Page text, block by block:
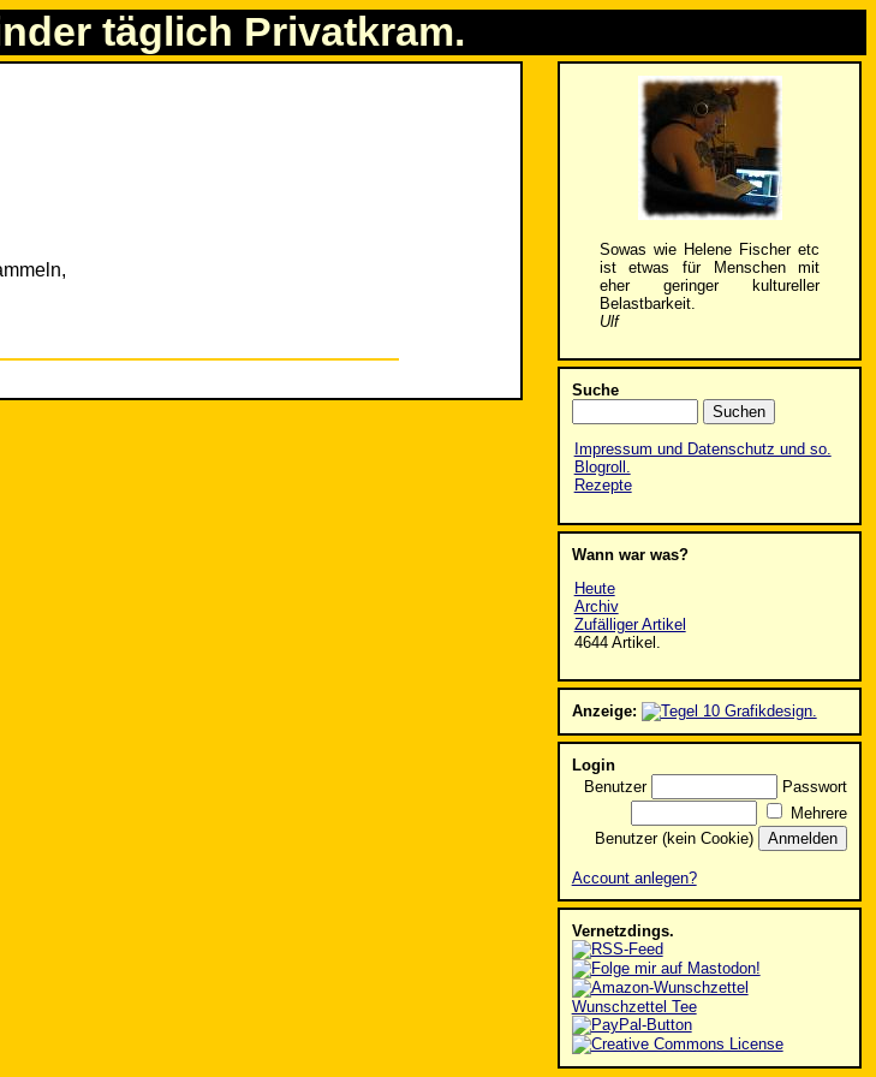
täglich Privatkram.
Sowas wie Helene Fischer etc
ist etwas für Menschen mit
eher geringer kultureller
Belastbarkeit.
Ulf
Suche
Impressum und Datenschutz und so.
Blogroll.
Rezepte
Wann war was?
Heute
Archiv
Zufälliger Artikel
4644 Artikel.
Anzeige:
Login
Benutzer
Passwort
Mehrere
Benutzer (kein Cookie)
Account anlegen?
Vernetzdings.
Wunschzettel Tee